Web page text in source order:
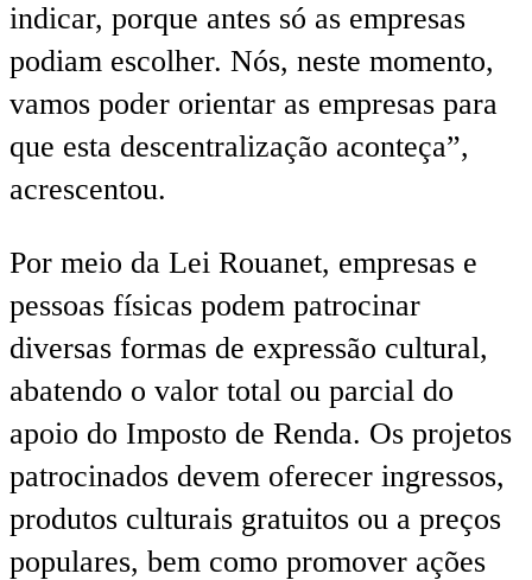
indicar, porque antes só as empresas
podiam escolher. Nós, neste momento,
vamos poder orientar as empresas para
que esta descentralização aconteça”,
acrescentou.
Por meio da Lei Rouanet, empresas e
pessoas físicas podem patrocinar
diversas formas de expressão cultural,
abatendo o valor total ou parcial do
apoio do Imposto de Renda. Os projetos
patrocinados devem oferecer ingressos,
produtos culturais gratuitos ou a preços
populares, bem como promover ações